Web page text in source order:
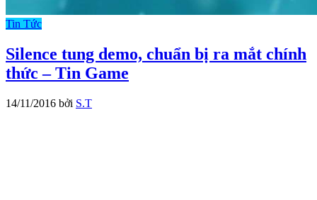
Tin Tức
Silence tung demo, chuẩn bị ra mắt chính
thức – Tin Game
14/11/2016 bởi S.T